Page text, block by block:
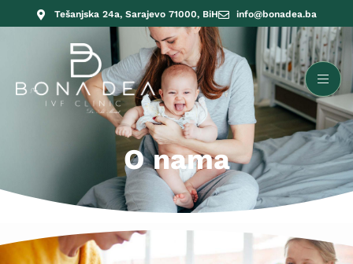
Tešanjska 24a, Sarajevo 71000, BiH info@bonadea.ba
O nama